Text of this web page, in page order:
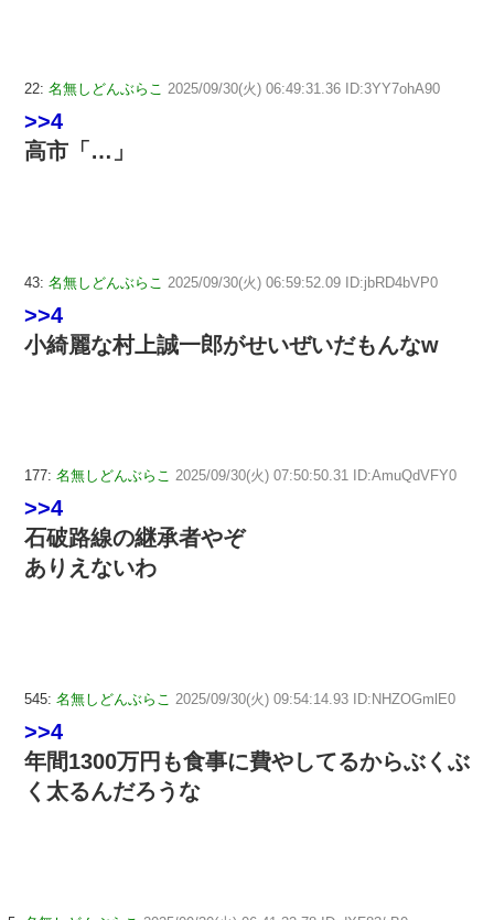
22: 名無しどんぶらこ 2025/09/30(火) 06:49:31.36 ID:3YY7ohA90
>>4
高市「…」
43: 名無しどんぶらこ 2025/09/30(火) 06:59:52.09 ID:jbRD4bVP0
>>4
小綺麗な村上誠一郎がせいぜいだもんなw
177: 名無しどんぶらこ 2025/09/30(火) 07:50:50.31 ID:AmuQdVFY0
>>4
石破路線の継承者やぞ
ありえないわ
545: 名無しどんぶらこ 2025/09/30(火) 09:54:14.93 ID:NHZOGmlE0
>>4
年間1300万円も食事に費やしてるからぶくぶ
く太るんだろうな